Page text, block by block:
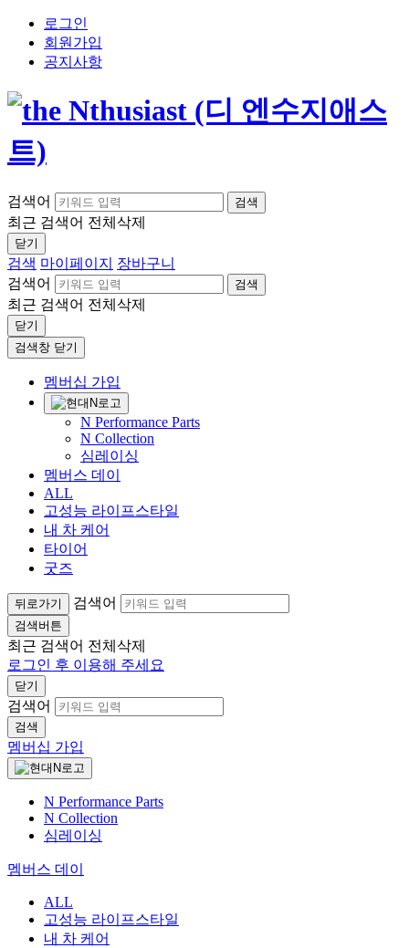
로그인
회원가입
공지사항
검색어 검색
최근 검색어 전체삭제
닫기
검색 마이페이지
장바구니
검색어
검색
최근 검색어 전체삭제
닫기
검색창 닫기
멤버십 가입
N Performance Parts
N Collection
심레이싱
멤버스 데이
ALL
고성능 라이프스타일
내 차 케어
타이어
굿즈
뒤로가기 검색어
검색버튼
최근 검색어 전체삭제
로그인 후 이용해 주세요
닫기
검색어
검색
멤버십 가입
N Performance Parts
N Collection
심레이싱
멤버스 데이
ALL
고성능 라이프스타일
내 차 케어